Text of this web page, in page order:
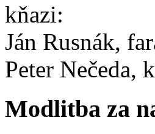
kňazi:
Ján Rusnák,
Peter Nečeda,
Modlitba za